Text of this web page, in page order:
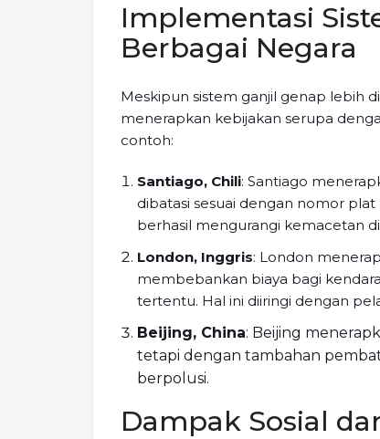
Implementasi
Berbagai Negara
Meskipun sistem ganjil genap lebih
menerapkan kebijakan serupa
contoh:
Santiago, Chili: Santiago
dibatasi sesuai dengan nomor
berhasil mengurangi kemacetan
London, Inggris: London
membebankan biaya bagi
tertentu. Hal ini diiringi dengan
Beijing, China: Beijing
tetapi dengan tambahan
berpolusi.
Dampak Sosial